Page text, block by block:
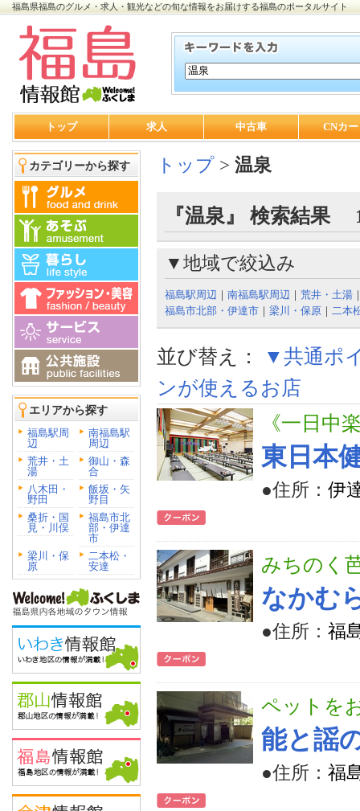
福島県福島のグルメ・求人・観光などの旬な情報をお届けする福島のポータルサイト
トップ 求人 中古車 CNカ
カテゴリーから探す
エリアから探す
福島駅周
辺
南福島駅
周辺
荒井・土
湯
御山・森
合
八木田・
野田
飯坂・矢
野目
桑折・国
見・川俣
福島市北
部・伊達
市
梁川・保
原
二本松・
安達
トップ > 温泉
『温泉』 検索結果
▼地域で絞込み
福島駅周辺 ｜ 南福島駅周辺 ｜ 荒井・土湯
福島市北部・伊達市 ｜ 梁川・保原 ｜ 二本
並び替え：
▼共通ポ
ンが使えるお店
《一日中
東日本
●住所： 伊
みちのく
なかむ
●住所： 福
ペットを
能と謡
●住所： 福